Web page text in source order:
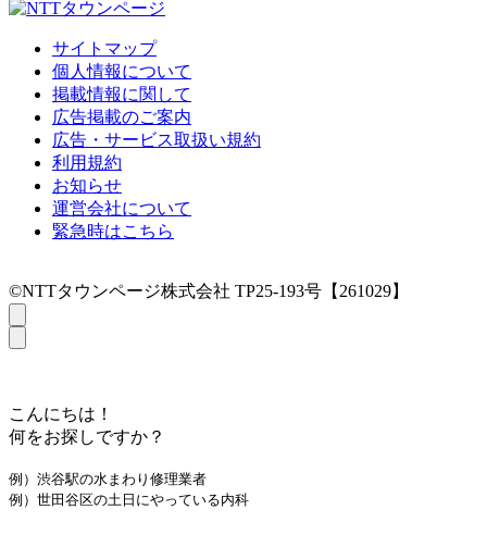
サイトマップ
個人情報について
掲載情報に関して
広告掲載のご案内
広告・サービス取扱い規約
利用規約
お知らせ
運営会社について
緊急時はこちら
©NTTタウンページ株式会社 TP25-193号【261029】
こんにちは！
何をお探しですか？
例）渋谷駅の水まわり修理業者
例）世田谷区の土日にやっている内科